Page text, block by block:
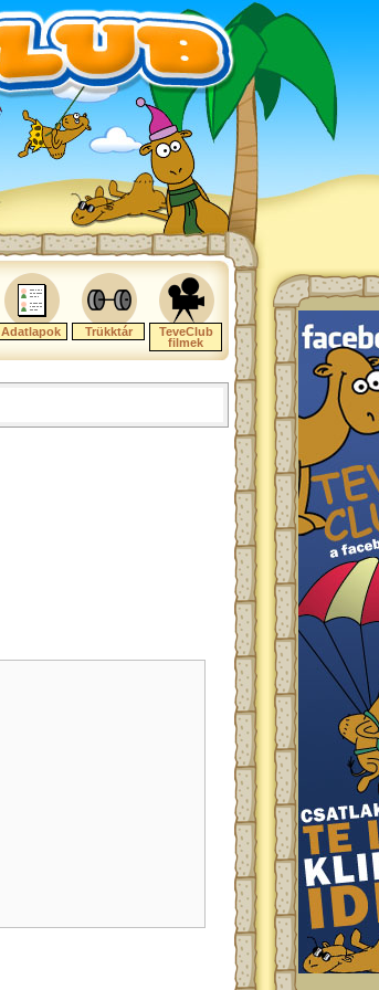
Adatlapok Trükktár
TeveClub
filmek